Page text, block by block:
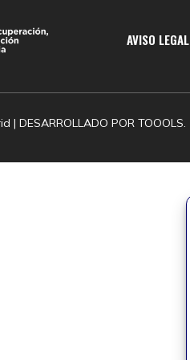
AVISO LEGAL
| DESARROLLADO POR TOOOLS.